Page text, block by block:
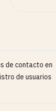
de contacto en
de usuarios